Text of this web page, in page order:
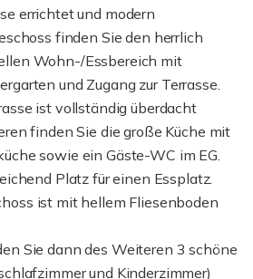
errichtet und modern
finden Sie den herrlich
Wohn-/Essbereich mit
und Zugang zur Terrasse.
ist vollständig überdacht
finden Sie die große Küche mit
sowie ein Gäste-WC im EG.
Platz für einen Essplatz.
ist mit hellem Fliesenboden
Sie dann des Weiteren 3 schöne
und Kinderzimmer)